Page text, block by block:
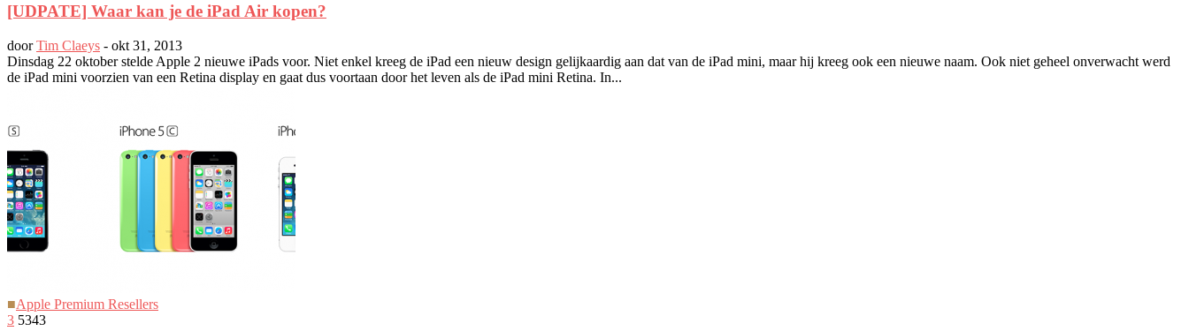
[UDPATE] Waar kan je de iPad Air kopen?
doorTim Claeys - okt 31, 2013
Dinsdag 22 oktober stelde Apple 2 nieuwe iPads voor. Niet enkel kreeg de iPad een nieuw design gelijkaardig aan dat van de iPad mini, maar hij kreeg ook een nieuwe naam. Ook niet geheel onverwacht werd
de iPad mini voorzien van een Retina display en gaat dus voortaan door het leven als de iPad mini Retina. In...
■Apple Premium Resellers
3 5343